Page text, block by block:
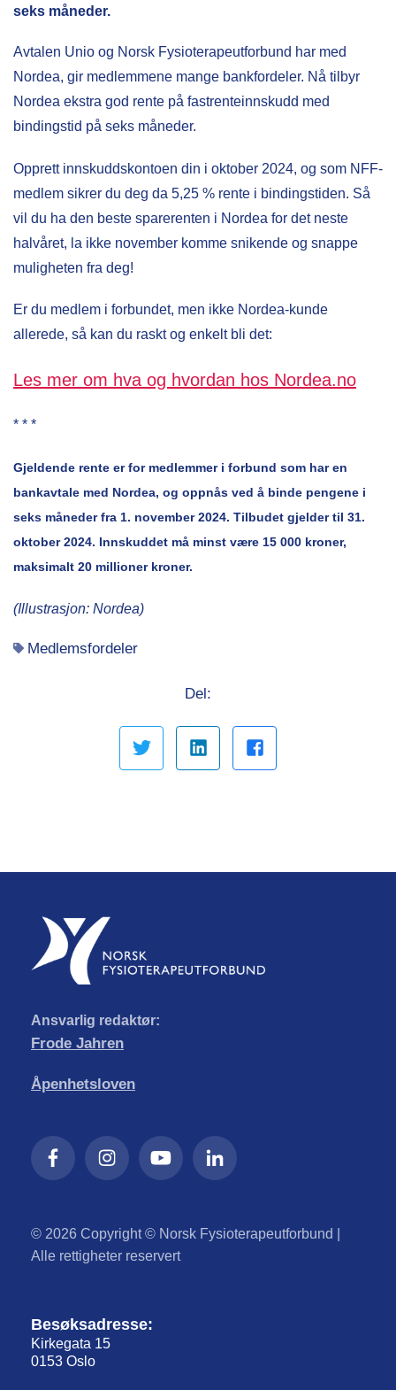
seks måneder.
Avtalen Unio og Norsk Fysioterapeutforbund har med
Nordea, gir medlemmene mange bankfordeler. Nå tilbyr
Nordea ekstra god rente på fastrenteinnskudd med
bindingstid på seks måneder.
Opprett innskuddskontoen din i oktober 2024, og som NFF-
medlem sikrer du deg da 5,25 % rente i bindingstiden. Så
vil du ha den beste sparerenten i Nordea for det neste
halvåret, la ikke november komme snikende og snappe
muligheten fra deg!
Er du medlem i forbundet, men ikke Nordea-kunde
allerede, så kan du raskt og enkelt bli det:
Les mer om hva og hvordan hos Nordea.no
* * *
Gjeldende rente er for medlemmer i forbund som har en
bankavtale med Nordea, og oppnås ved å binde pengene i
seks måneder fra 1. november 2024. Tilbudet gjelder til 31.
oktober 2024. Innskuddet må minst være 15 000 kroner,
maksimalt 20 millioner kroner.
(Illustrasjon: Nordea)
Medlemsfordeler
Del:
Ansvarlig redaktør:
Frode Jahren
Åpenhetsloven
© 2026 Copyright © Norsk Fysioterapeutforbund |
Alle rettigheter reservert
Besøksadresse:
Kirkegata 15
0153 Oslo